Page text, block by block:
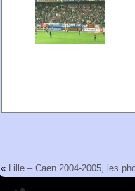
« Lille – Caen 2004-2005, les